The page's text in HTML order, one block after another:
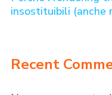
insostituibili (anche
Recent